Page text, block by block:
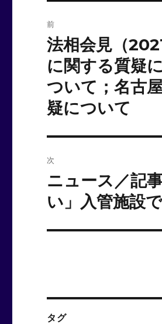
稿
ナ
ビ
ゲ
ー
シ
ョ
ン
前
前
の
投
稿:
法相会見（
に関する質疑
ついて；名古
疑について
次
次
の
投
稿:
ニュース／記
い」入管施設
タグ